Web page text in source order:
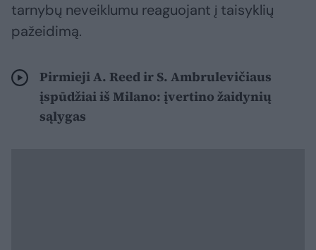
tarnybų neveiklumu reaguojant į taisyklių
pažeidimą.
Pirmieji A. Reed ir S. Ambrulevičiaus
įspūdžiai iš Milano: įvertino žaidynių
sąlygas